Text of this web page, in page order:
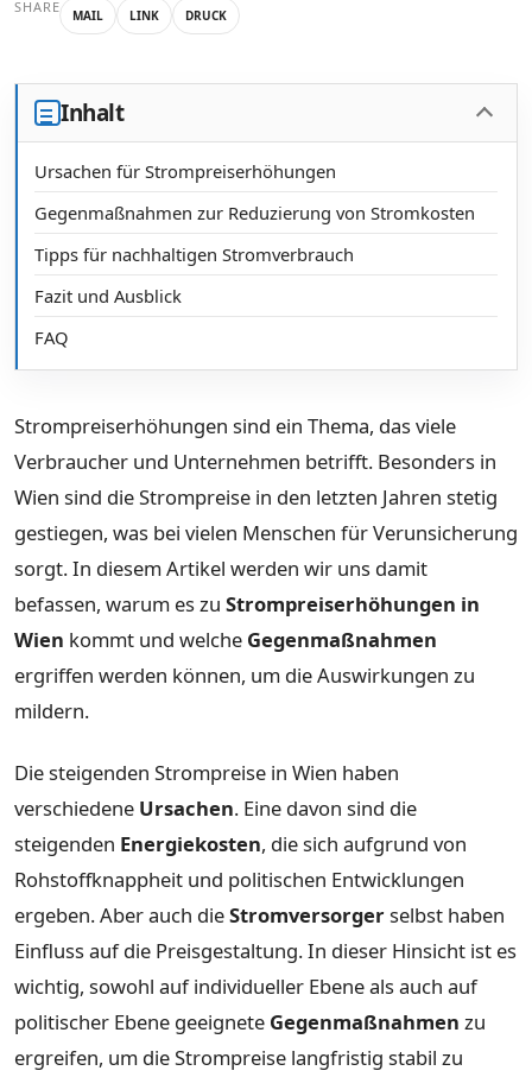
SHARE MAIL LINK DRUCK
Inhalt
Ursachen für Strompreiserhöhungen
Gegenmaßnahmen zur Reduzierung von Stromkosten
Tipps für nachhaltigen Stromverbrauch
Fazit und Ausblick
FAQ
Strompreiserhöhungen sind ein Thema, das viele
Verbraucher und Unternehmen betrifft. Besonders in
Wien sind die Strompreise in den letzten Jahren stetig
gestiegen, was bei vielen Menschen für Verunsicherung
sorgt. In diesem Artikel werden wir uns damit
befassen, warum es zu Strompreiserhöhungen in
Wien kommt und welche Gegenmaßnahmen
ergriffen werden können, um die Auswirkungen zu
mildern.
Die steigenden Strompreise in Wien haben
verschiedene Ursachen. Eine davon sind die
steigenden Energiekosten, die sich aufgrund von
Rohstoffknappheit und politischen Entwicklungen
ergeben. Aber auch dieStromversorgerselbst haben
Einfluss auf die Preisgestaltung. In dieser Hinsicht ist es
wichtig, sowohl auf individueller Ebene als auch auf
politischer Ebene geeignete Gegenmaßnahmen zu
ergreifen, um die Strompreise langfristig stabil zu